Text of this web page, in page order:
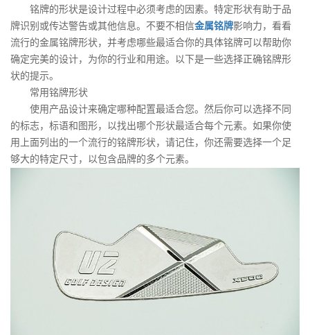
铭牌的形状是设计过程中必须考虑的因素。特定形状有助于品
牌识别或传达警告或其他信息。不要不相信金属铭牌影响力，看看
流行的金属铭牌形状，并考虑哪些最适合你的具体铭牌可以帮助你
确定完美的设计，为你的行业和用途。以下是一些选择正确铭牌形
状的提示。
常用铭牌形状
使用产品设计来确定哪种配置最适合您。然后你可以选择不同
的标志，标语和图形，以找出哪个形状最适合每个元素。如果你使
用上面列出的一个流行的铭牌形状，请记住，你还需要选择一个足
够大的特定尺寸，以包含品牌的多个元素。